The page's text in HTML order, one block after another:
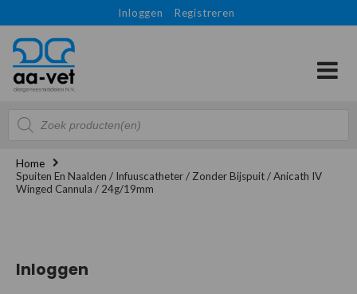
Inloggen Registreren
Producten
zoeken
Home
Spuiten En Naalden / Infuuscatheter / Zonder Bijspuit / Anicath IV
Winged Cannula / 24g/19mm
Inloggen